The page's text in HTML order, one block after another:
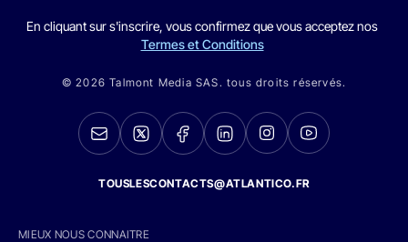
En cliquant sur s'inscrire, vous confirmez que vous acceptez nos
Termes et Conditions
© 2026 Talmont Media SAS. tous droits réservés.
TOUSLESCONTACTS@ATLANTICO.FR
MIEUX NOUS CONNAITRE